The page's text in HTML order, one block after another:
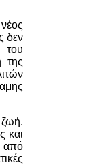
δεν
του
της
και
από